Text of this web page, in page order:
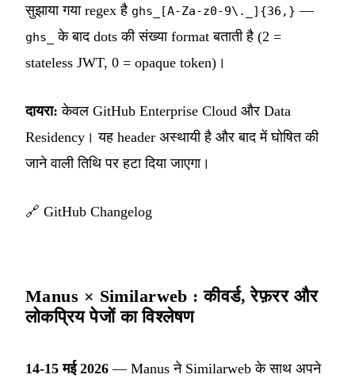
सुझाया गया regex है ghs_[A-Za-z0-9\._]{36,} —
ghs_
के बाद dots की संख्या format बताती है (2 =
stateless JWT, 0 = opaque token)।
दायरा: केवल GitHub Enterprise Cloud और Data
Residency। यह header अस्थायी है और बाद में घोषित की
जाने वाली तिथि पर हटा दिया जाएगा।
🔗 GitHub Changelog
Manus × Similarweb : कीवर्ड, रेफ़रर और
लोकप्रिय पेजों का विश्लेषण
14-15 मई 2026 — Manus ने Similarweb के साथ अपने